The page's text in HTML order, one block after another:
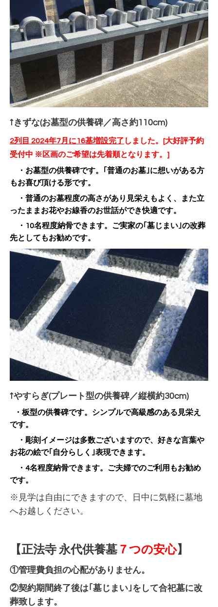
↑きずな(お墓型の供養碑／高さ約110cm)
2列目 2024年7月に16基増設完了 しました。 [大好評予約
受付中 ※区画のご希望は先着順となります。]
・お墓型の供養碑です。｢普通のお墓｣に想いがある方
もお喜び頂ける形です。
・普通のお墓程度の高さがあり見栄えもよく、また立
ったままお花やお線香のお世話ができ快適です。
・10名程度納骨できます。ご実家の｢墓じまい｣の改葬
先としてもお勧めです。
↑やすらぎ(プレート型の供養碑／縦横約30cm)
・板型の供養碑です。シンプルで高級感のある見栄え
です。
・彫刻イメージは多数ございますので、好きな言葉や
お花の絵で｢自分らしく｣表現できます。
・4名程度納骨できます。ご夫婦でのご利用もお勧め
です。
※見学は自由にできますので、日中に気軽に墓地
へお越しください。
【正法寺 永代供養墓７つの安心】
①管理費負担の心配がありません。
②契約期間終了後は｢墓じまい｣をして合祀墓に改
葬致します。